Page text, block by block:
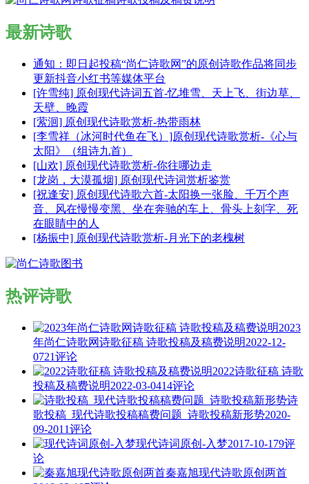
最新诗歌
通知：即日起投稿“尚仁诗歌网”的原创诗歌作品将同步
更新抖音小红书等媒体平台
[许雪纯] 原创现代诗词五首-忆堆雪、天上飞、街边草、
天壁、晚霞
[萦洄] 原创现代诗歌赏析-热带雨林
[李雪祥（冰河时代鱼在飞）]原创现代诗歌赏析-《心与
太阳》（组诗九首）
[山欢] 原创现代诗歌赏析-你往哪边走
[龙岗，大漠孤烟] 原创现代诗词赏析鉴赏
[祝逢安] 原创现代诗歌六首-太阳换一张脸、千万个声
音、风在慢慢变黑、坐在奔驰的车上、骨头上刻字、死
在眼睛中的人
[杨振中] 原创现代诗歌赏析-月光下的老槐树
热评诗歌
2023
年尚仁诗歌网诗歌征稿 诗歌投稿及稿费说明2022-12-
0721评论
2022诗歌征稿 诗歌
投稿及稿费说明2022-03-0414评论
诗
歌投稿_现代诗歌投稿稿费问题_诗歌投稿新形势2020-
09-2011评论
现代诗词原创-入梦2017-10-179评
论
秦嘉旭现代诗歌原创两首